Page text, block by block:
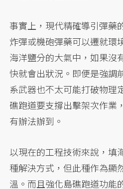
事實上，現代精確導引彈藥
炸彈或機砲彈藥可以遷就環
海洋鹽分的大氣中，如果沒
快就會出狀況。即便是強調
系武器也不太可能打破物理
礁跑道要支撐出擊架次作業
有辦法辦到。
以現在的工程技術來說，填
種解決方式，但此種作為顯
溫。而且強化島礁跑道功能